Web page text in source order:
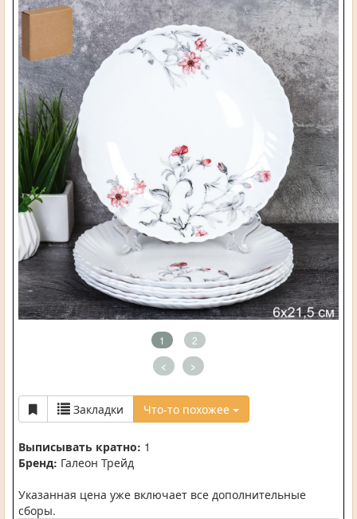
1 2
< >
Закладки Что-то похожее
Выписывать кратно: 1
Бренд: Галеон Трейд
Указанная цена уже включает все дополнительные
сборы.